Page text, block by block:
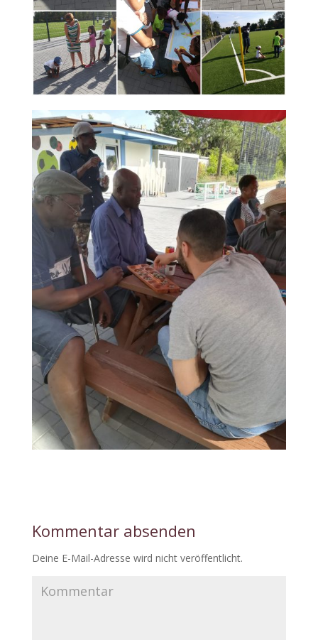
Kommentar absenden
Deine E-Mail-Adresse wird nicht veröffentlicht.